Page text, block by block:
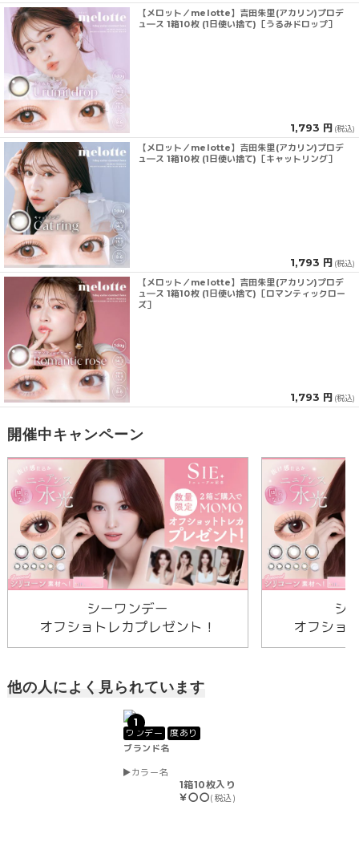
【メロット／melotte】吉田朱里(アカリン)プロデ
ュ―ス 1箱10枚 (1日使い捨て)［うるみドロップ］
1,793 円 (税込)
【メロット／melotte】吉田朱里(アカリン)プロデ
ュ―ス 1箱10枚 (1日使い捨て)［キャットリング］
1,793 円 (税込)
【メロット／melotte】吉田朱里(アカリン)プロデ
ュ―ス 1箱10枚 (1日使い捨て)［ロマンティックロー
ズ］
1,793 円 (税込)
開催中キャンペーン
シーワンデー
オフショトレカプレゼント！
シ
オフショ
他の人によく見られています
1
ワンデー
度あり
ブランド名
カラー名
1箱10枚入り
￥〇〇(税込)